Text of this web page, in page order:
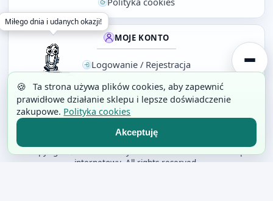
MOJE KONTO
Logowanie / Rejestracja
Koszyk
Twoje zamówienia
Historia przeglądania
Copyright © 2019-2026 by SPINACZ Bielsko Biała - Sklep
internetowy. All rights reserved.
Witaj w sklepie :)
🍪
Ta strona używa plików cookies, aby zapewnić
prawidłowe działanie sklepu i lepsze doświadczenie
zakupowe. Polityka cookies
Akceptuję